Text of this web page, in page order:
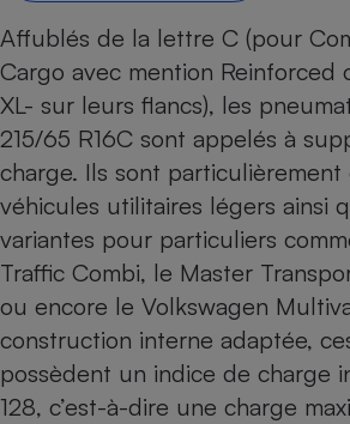
Affublés de la lettre C (pour
Cargo avec mention Reinforced
XL- sur leurs flancs), les
215/65 R16C sont appelés à
charge. Ils sont particulièrement
véhicules utilitaires légers ainsi
variantes pour particuliers
Traffic Combi, le Master
ou encore le Volkswagen
construction interne adaptée,
possèdent un indice de charge
128, c’est-à-dire une charge
Gros
Petit
Tous les comparateurs
Toutes les cartes interactives
Speedtest -
connexion Internet